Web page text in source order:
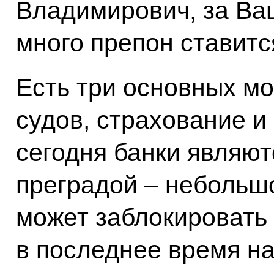
Владимирович, за
много препон
Есть три основных
судов, страхование
сегодня банки
преградой –
может
в последнее время